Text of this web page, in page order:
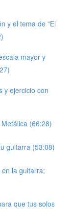
y el tema de "El
mayor y
y ejercicio con
(66:28)
guitarra (53:08)
la guitarra;
que tus solos